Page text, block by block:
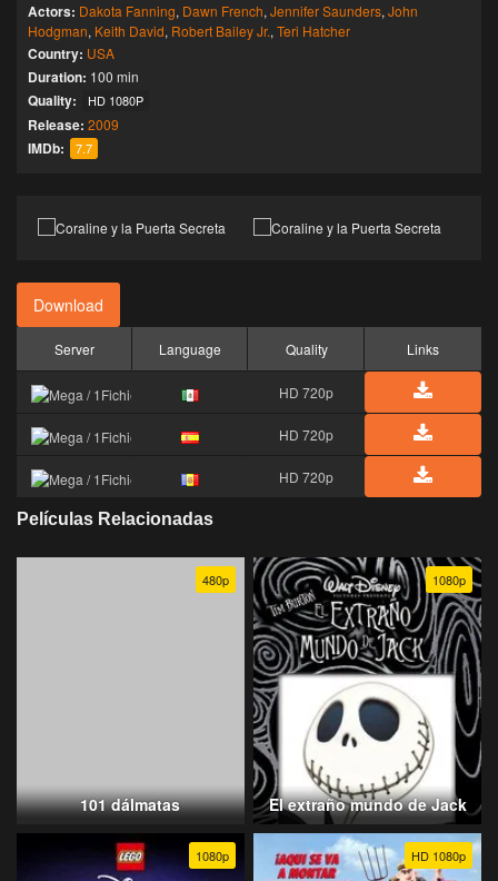
Actors: Dakota Fanning, Dawn French, Jennifer Saunders, John
Hodgman, Keith David, Robert Bailey Jr., Teri Hatcher
Country: USA
Duration: 100 min
Quality: HD 1080P
Release: 2009
IMDb: 7.7
Download
Server Language Quality Links
HD 720p
HD 720p
HD 720p
Películas Relacionadas
480p
101 dálmatas
1080p
El extraño mundo de Jack
1080p HD 1080p